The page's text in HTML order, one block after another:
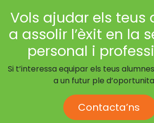
Vols ajudar els teus
a assolir l’èxit en la
personal i
Si t’interessa equipar els teus
a un futur ple
Contacta’ns